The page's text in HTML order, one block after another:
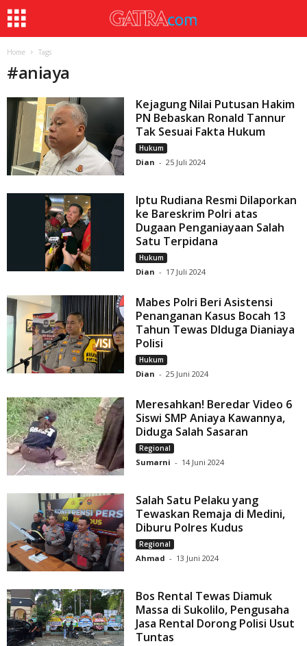
Home Tags
#aniaya
Kejagung Nilai Putusan Hakim
PN Bebaskan Ronald Tannur
Tak Sesuai Fakta Hukum
Hukum
Dian - 25 Juli 2024
Iptu Rudiana Resmi Dilaporkan
ke Bareskrim Polri atas
Dugaan Penganiayaan Salah
Satu Terpidana
Hukum
Dian - 17 Juli 2024
Mabes Polri Beri Asistensi
Penanganan Kasus Bocah 13
Tahun Tewas DIduga Dianiaya
Polisi
Hukum
Dian - 25 Juni 2024
Meresahkan! Beredar Video 6
Siswi SMP Aniaya Kawannya,
Diduga Salah Sasaran
Regional
Sumarni - 14 Juni 2024
Salah Satu Pelaku yang
Tewaskan Remaja di Medini,
Diburu Polres Kudus
Regional
Ahmad - 13 Juni 2024
Bos Rental Tewas Diamuk
Massa di Sukolilo, Pengusaha
Jasa Rental Dorong Polisi Usut
Tuntas